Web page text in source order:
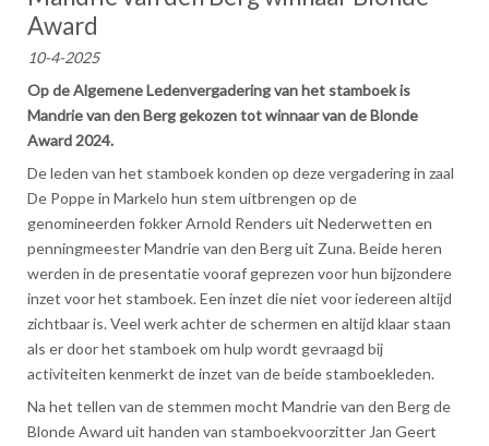
Award
10-4-2025
Op de Algemene Ledenvergadering van het stamboek is
Mandrie van den Berg gekozen tot winnaar van de Blonde
Award 2024.
De leden van het stamboek konden op deze vergadering in zaal
De Poppe in Markelo hun stem uitbrengen op de
genomineerden fokker Arnold Renders uit Nederwetten en
penningmeester Mandrie van den Berg uit Zuna. Beide heren
werden in de presentatie vooraf geprezen voor hun bijzondere
inzet voor het stamboek. Een inzet die niet voor iedereen altijd
zichtbaar is. Veel werk achter de schermen en altijd klaar staan
als er door het stamboek om hulp wordt gevraagd bij
activiteiten kenmerkt de inzet van de beide stamboekleden.
Na het tellen van de stemmen mocht Mandrie van den Berg de
Blonde Award uit handen van stamboekvoorzitter Jan Geert